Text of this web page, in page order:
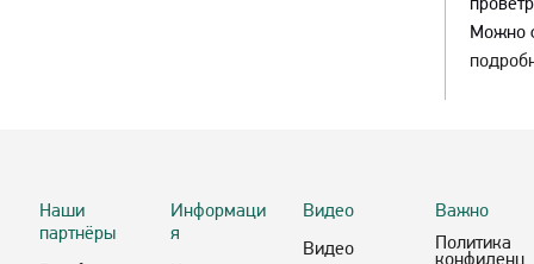
Можно
Наши
партнёры
Информаци
я
Видео
Видео
Важно
Политика